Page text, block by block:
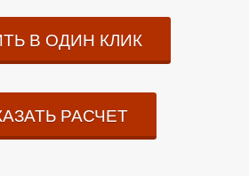
В ОДИН КЛИК
РАСЧЕТ